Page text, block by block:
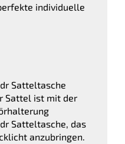
individuelle
Satteltasche
Sattel ist mit der
Satteltasche, das
anzubringen.